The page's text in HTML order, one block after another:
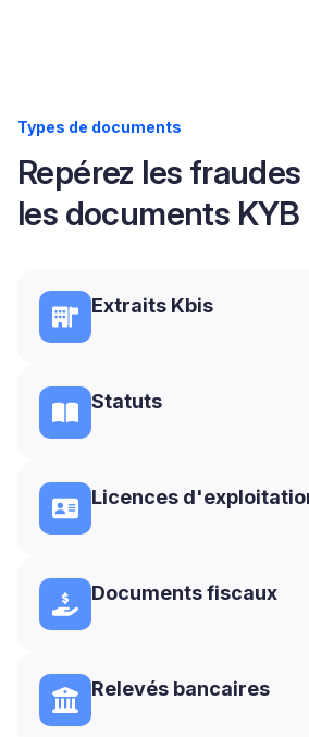
Types de documents
Repérez les
les documents KYB
Extraits Kbis
Statuts
Licences
Documents fiscaux
Relevés bancaires